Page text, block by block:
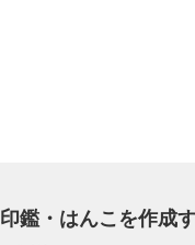
印鑑・はんこを作成